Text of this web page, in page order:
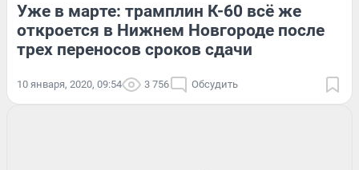
Уже в марте: трамплин К-60 всё же
откроется в Нижнем Новгороде после
трех переносов сроков сдачи
10 января, 2020, 09:54 3 756 Обсудить